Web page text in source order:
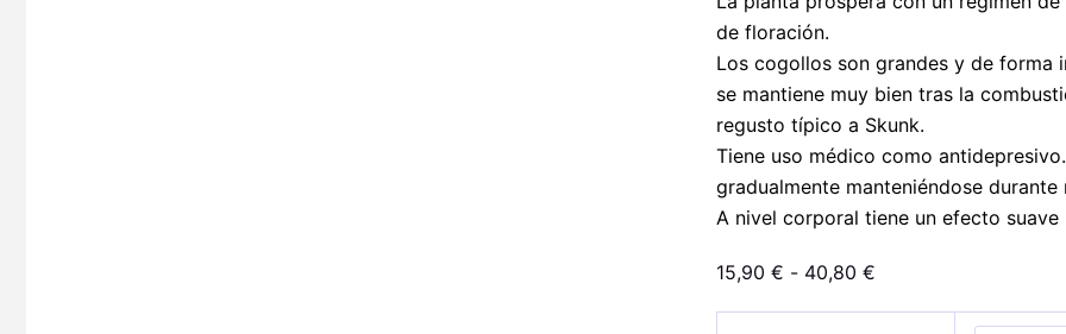
de floración.
Los cogollos son grandes y de forma
se mantiene muy bien tras la
regusto típico a Skunk.
Tiene uso médico como
gradualmente manteniéndose durante
A nivel corporal tiene un efecto
15,90 € - 40,80 €Rango